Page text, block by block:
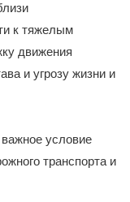
к тяжелым
движения
и угрозу жизни и
условие
транспорта и